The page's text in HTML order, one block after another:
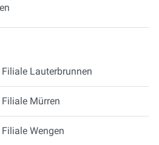
Filiale Lauterbrunnen
Filiale Mürren
Wengen